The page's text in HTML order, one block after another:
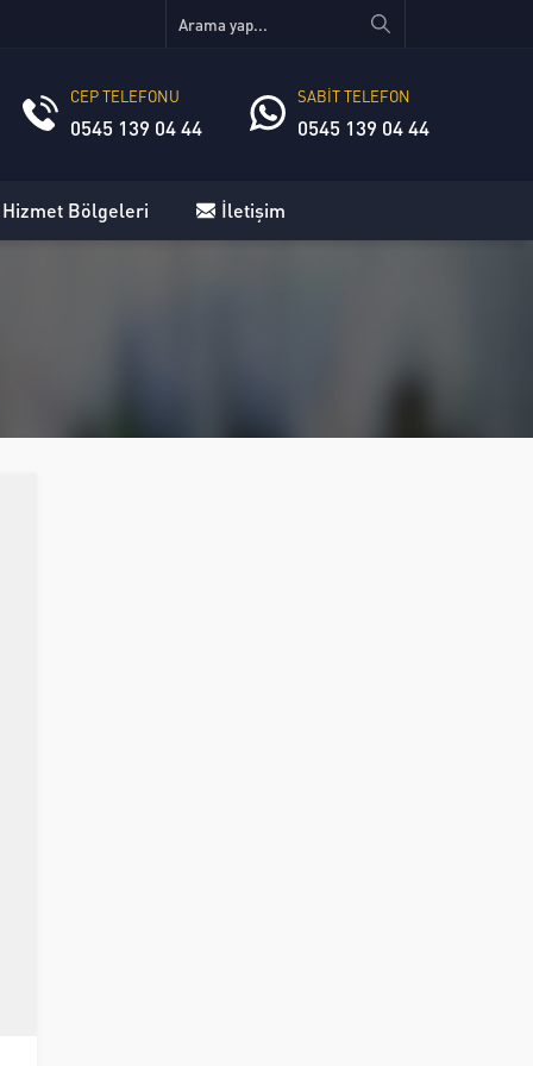
CEP TELEFONU
0545 139 04 44
SABİT TELEFON
0545 139 04 44
Hizmet Bölgeleri İletişim